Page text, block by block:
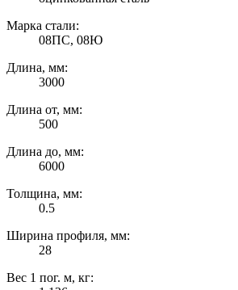
Марка стали:
08ПС, 08Ю
Длина, мм:
3000
Длина от, мм:
500
Длина до, мм:
6000
Толщина, мм:
0.5
Ширина профиля, мм:
28
Вес 1 пог. м, кг: